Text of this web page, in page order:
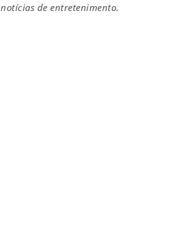
notícias de entretenimento.